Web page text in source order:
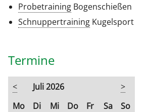
Probetraining Bogenschießen
Schnuppertraining Kugelsport
Termine
< Juli 2026
>
Montag
Dienstag
Mittwoch
Donnerstag
Freitag
Samstag
Sonntag